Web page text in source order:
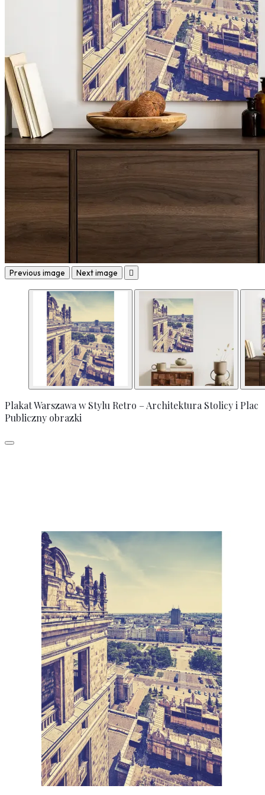
Previous image Next image 
Plakat Warszawa w Stylu Retro – Architektura Stolicy i Plac
Publiczny obrazki